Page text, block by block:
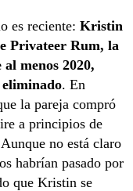
es reciente: Kristin
Privateer Rum, la
menos 2020,
. En
la pareja compró
a principios de
no está claro
habrían pasado por
que Kristin se